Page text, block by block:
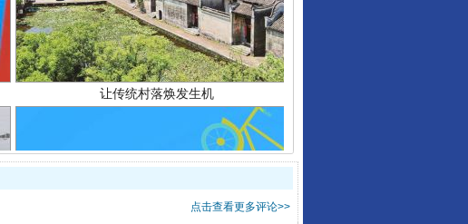
点击查看更多评论>>